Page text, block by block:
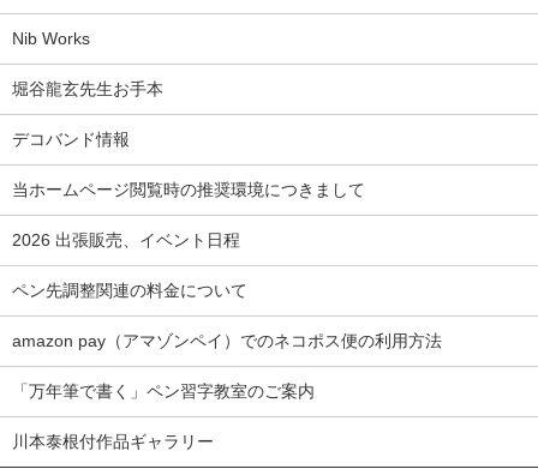
Nib Works
堀谷龍玄先生お手本
デコバンド情報
当ホームページ閲覧時の推奨環境につきまして
2026 出張販売、イベント日程
ペン先調整関連の料金について
amazon pay（アマゾンペイ）でのネコポス便の利用方法
「万年筆で書く」ペン習字教室のご案内
川本泰根付作品ギャラリー